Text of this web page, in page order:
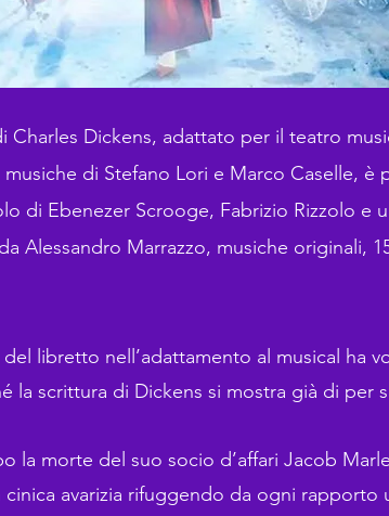
Charles Dickens, adattato per il teatro
di Stefano Lori e Marco Caselle, è
di Ebenezer Scrooge, Fabrizio Rizzolo e
Alessandro Marrazzo, musiche originali,
libretto nell’adattamento al musical ha
la scrittura di Dickens si mostra già di per
la morte del suo socio d’affari Jacob
avarizia rifuggendo da ogni rapporto